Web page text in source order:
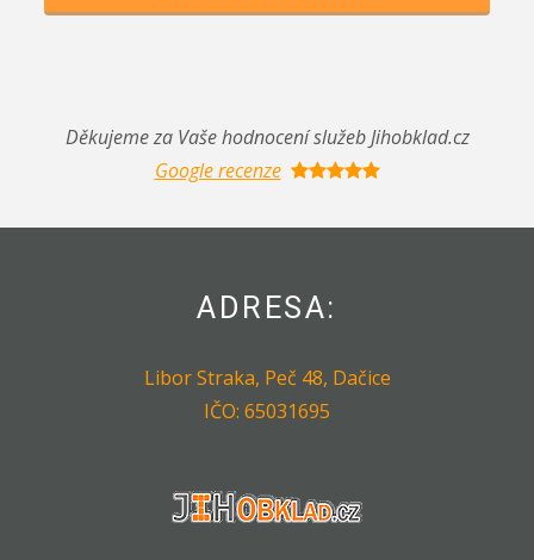
Děkujeme za Vaše hodnocení služeb Jihobklad.cz
Google recenze
ADRESA:
Libor Straka, Peč 48, Dačice
IČO: 65031695